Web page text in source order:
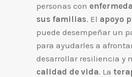
personas con
sus familias. El apoyo
puede desempeñar un
para ayudarles a
desarrollar resiliencia y
calidad de vida. La